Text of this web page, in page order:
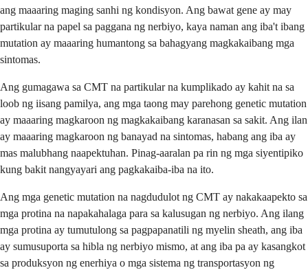
ang maaaring maging sanhi ng kondisyon. Ang bawat gene ay may
partikular na papel sa paggana ng nerbiyo, kaya naman ang iba't ibang
mutation ay maaaring humantong sa bahagyang magkakaibang mga
sintomas.
Ang gumagawa sa CMT na partikular na kumplikado ay kahit na sa
loob ng iisang pamilya, ang mga taong may parehong genetic mutation
ay maaaring magkaroon ng magkakaibang karanasan sa sakit. Ang ilan
ay maaaring magkaroon ng banayad na sintomas, habang ang iba ay
mas malubhang naapektuhan. Pinag-aaralan pa rin ng mga siyentipiko
kung bakit nangyayari ang pagkakaiba-iba na ito.
Ang mga genetic mutation na nagdudulot ng CMT ay nakakaapekto sa
mga protina na napakahalaga para sa kalusugan ng nerbiyo. Ang ilang
mga protina ay tumutulong sa pagpapanatili ng myelin sheath, ang iba
ay sumusuporta sa hibla ng nerbiyo mismo, at ang iba pa ay kasangkot
sa produksyon ng enerhiya o mga sistema ng transportasyon ng